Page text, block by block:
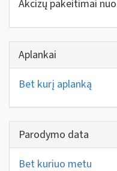
Akcizų pakeitimai
Aplankai
Bet kurį aplanką
Parodymo data
Bet kuriuo metu